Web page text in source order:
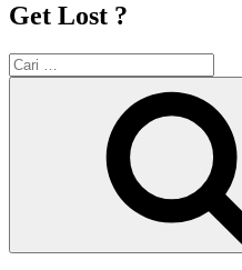
Get Lost ?
Pencarian
untuk: